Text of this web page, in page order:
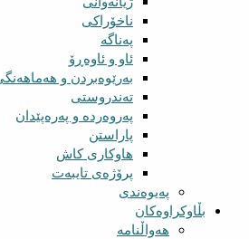
ناخۆراکی
پەناگە
ئاو و ئاوەڕۆ
بەرێوەبردن و
تەندروستی
پەروەردە و پەرەپێدان
پاراستن
هاوکاری کاش
پرۆژەی تایبەت
پەیوەندی
بڵاوکراوەکان
هەواڵنامە